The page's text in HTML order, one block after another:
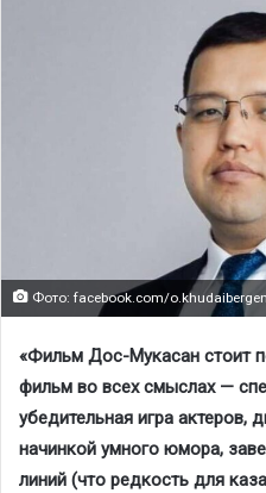
Фото: facebook.com/
«Фильм Дос-Мукасан стоит
фильм во всех смыслах —
убедительная игра актеров,
начинкой умного юмора,
линий (что редкость для